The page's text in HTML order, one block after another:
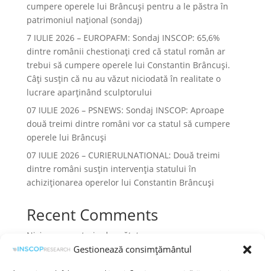
Gestionează consimțământul
cumpere operele lui Brâncuși pentru a le păstra în
patrimoniul național (sondaj)
7 IULIE 2026 – EUROPAFM: Sondaj INSCOP: 65,6%
dintre românii chestionați cred că statul român ar
trebui să cumpere operele lui Constantin Brâncuși.
Câți susțin că nu au văzut niciodată în realitate o
lucrare aparținând sculptorului
07 IULIE 2026 – PSNEWS: Sondaj INSCOP: Aproape
două treimi dintre români vor ca statul să cumpere
operele lui Brâncuși
07 IULIE 2026 – CURIERULNATIONAL: Două treimi
dintre români susțin intervenția statului în
achiziționarea operelor lui Constantin Brâncuși
Recent Comments
Niciun comentariu de arătat.